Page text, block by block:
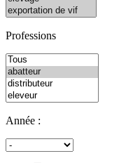
Professions
Année :